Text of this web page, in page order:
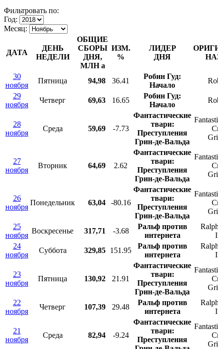
Фильтровать по:
Год:
Месяц:
ДАТА
ДЕНЬ
НЕДЕЛИ
ОБЩИЕ
СБОРЫ
ДНЯ,
МЛНa
ИЗМ.
%
ЛИДЕР
ДНЯ
30
ноября
Пятница 94,98 36.41
Робин Гуд:
Начало
29
ноября
Четверг 69,63 16.65
Робин Гуд:
Начало
28
ноября
Среда 59,69 -7.73
Фантастические
твари:
Преступления
Грин-де-Вальда
27
ноября
Вторник 64,69 2.62
Фантастические
твари:
Преступления
Грин-де-Вальда
26
ноября
Понедельник 63,04 -80.16
Фантастические
твари:
Преступления
Грин-де-Вальда
25
ноября
Воскресенье 317,71 -3.68
Ральф против
интернета
24
ноября
Суббота 329,85 151.95
Ральф против
интернета
23
ноября
Пятница 130,92 21.91
Фантастические
твари:
Преступления
Грин-де-Вальда
22
ноября
Четверг 107,39 29.48
Ральф против
интернета
21
ноября
Среда 82,94 -9.24
Фантастические
твари:
Преступления